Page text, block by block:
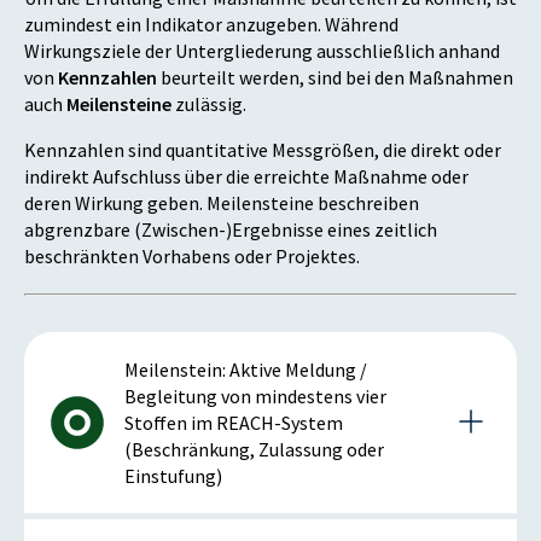
zumindest ein Indikator anzugeben. Während
Wirkungsziele der Untergliederung ausschließlich anhand
von Kennzahlen beurteilt werden, sind bei den Maßnahmen
auch Meilensteine zulässig.
Kennzahlen sind quantitative Messgrößen, die direkt oder
indirekt Aufschluss über die erreichte Maßnahme oder
deren Wirkung geben. Meilensteine beschreiben
abgrenzbare (Zwischen-)Ergebnisse eines zeitlich
beschränkten Vorhabens oder Projektes.
Meilenstein: Aktive Meldung /
Begleitung von mindestens vier
Stoffen im REACH-System
(Beschränkung, Zulassung oder
Einstufung)